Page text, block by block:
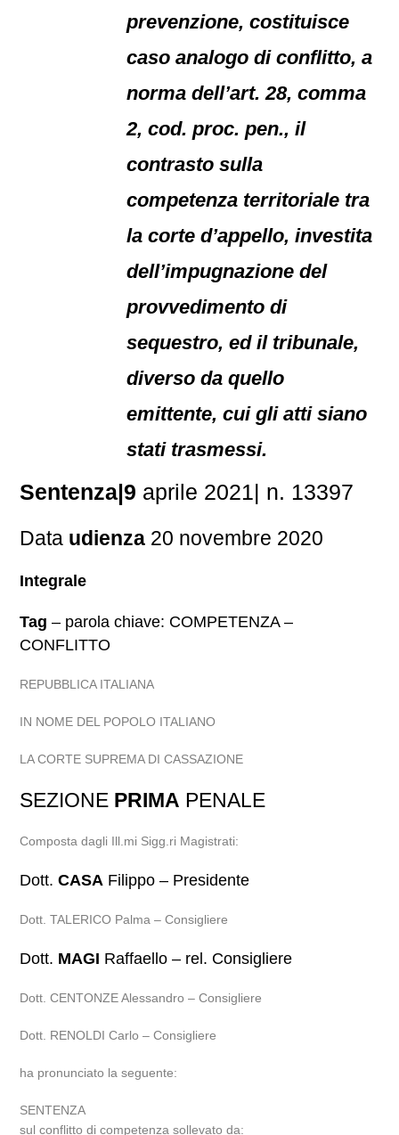
prevenzione, costituisce
caso analogo di conflitto, a
norma dell’art. 28, comma
2, cod. proc. pen., il
contrasto sulla
competenza territoriale tra
la corte d’appello, investita
dell’impugnazione del
provvedimento di
sequestro, ed il tribunale,
diverso da quello
emittente, cui gli atti siano
stati trasmessi.
Sentenza|9 aprile 2021| n. 13397
Data udienza 20 novembre 2020
Integrale
Tag – parola chiave: COMPETENZA –
CONFLITTO
REPUBBLICA ITALIANA
IN NOME DEL POPOLO ITALIANO
LA CORTE SUPREMA DI CASSAZIONE
SEZIONE PRIMA PENALE
Composta dagli Ill.mi Sigg.ri Magistrati:
Dott.CASA Filippo – Presidente
Dott. TALERICO Palma – Consigliere
Dott. MAGI Raffaello – rel. Consigliere
Dott. CENTONZE Alessandro – Consigliere
Dott. RENOLDI Carlo – Consigliere
ha pronunciato la seguente:
SENTENZA
sul conflitto di competenza sollevato da: